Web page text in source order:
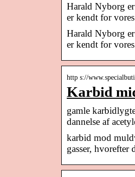
Harald Nyborg
er kendt for
Harald Nyborg
er kendt for
http s://
Karbid
gamle
dannelse af
karbid mod
gasser, hvorefter